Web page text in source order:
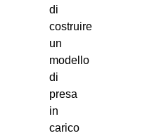
di
costruire
un
modello
di
presa
in
carico